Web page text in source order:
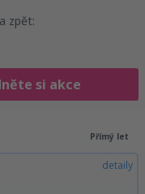
zpět:
si akce
Přímý let
detaily